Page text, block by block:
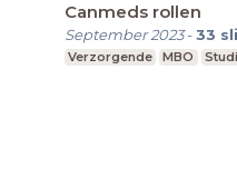
Canmeds rollen
September 2023-33
Verzorgende MBO